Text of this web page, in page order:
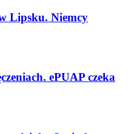
Lipsku. Niemcy
ePUAP czeka